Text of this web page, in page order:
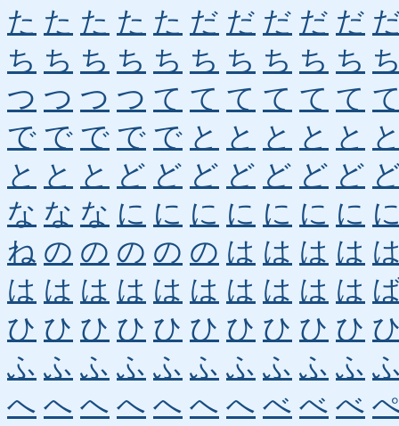
た た た た た だ だ だ だ だ
ち ち ち ち ち ち ち ち ち ち
つ つ つ つ て て て て て て
で で で で で と と と と と
と と と ど ど ど ど ど ど ど
な な な に に に に に に に
ね の の の の の は は は は
は は は は は は は は は は
ひ ひ ひ ひ ひ ひ ひ ひ ひ ひ
ふ ふ ふ ふ ふ ふ ふ ふ ふ ふ
へ へ へ へ へ へ へ べ べ べ